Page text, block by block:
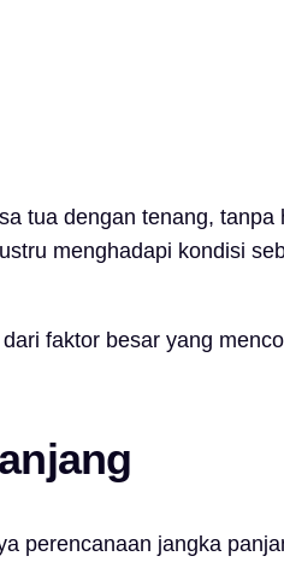
tua dengan tenang,
menghadapi kondisi
faktor besar yang
perencanaan jangka